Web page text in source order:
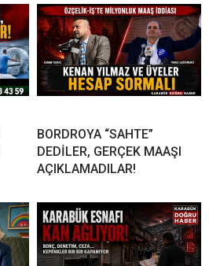
BORDROYA “SAHTE”
DEDİLER, GERÇEK MAAŞI
AÇIKLAMADILAR!